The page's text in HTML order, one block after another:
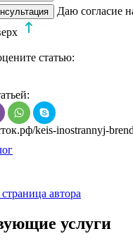
Даю согласие
статью:
keis-inostrannyj-
автора
услуги